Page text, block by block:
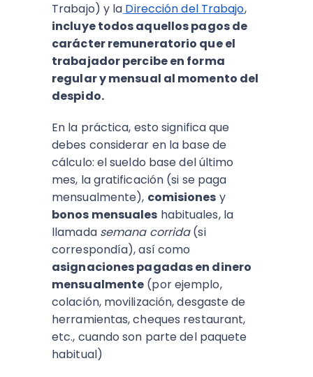
Trabajo) y la Dirección del Trabajo,
incluye todos aquellos pagos de
carácter remuneratorio que el
trabajador percibe en forma
regular y mensual al momento del
despido.
En la práctica, esto significa que
debes considerar en la base de
cálculo: el sueldo base del último
mes, la gratificación (si se paga
mensualmente), comisiones y
bonos mensuales habituales, la
llamada semana corrida(si
correspondía), así como
asignaciones pagadas en dinero
mensualmente (por ejemplo,
colación, movilización, desgaste de
herramientas, cheques restaurant,
etc., cuando son parte del paquete
habitual)